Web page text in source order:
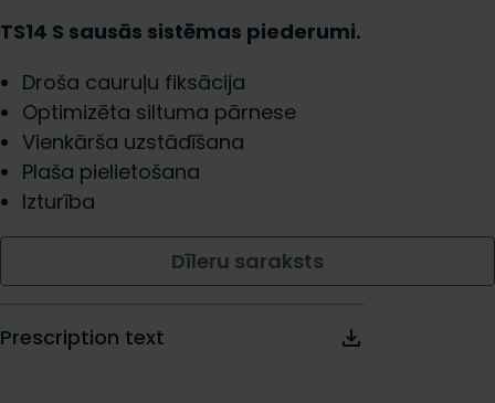
TS14 S sausās sistēmas piederumi.
Droša cauruļu fiksācija
Optimizēta siltuma pārnese
Vienkārša uzstādīšana
Plaša pielietošana
Izturība
Dīleru saraksts
Prescription text